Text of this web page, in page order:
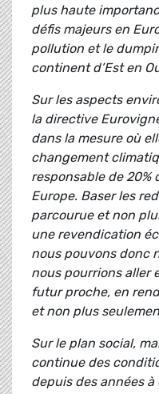
plus haute
défis majeurs en
pollution et le
continent d’Est en
Sur les aspects
la directive
dans la mesure où
changement
responsable de 20%
Europe. Baser les
parcourue et non
une revendication
nous pouvons donc
nous pourrions aller
futur proche, en
et non plus
Sur le plan social,
continue des
depuis des années